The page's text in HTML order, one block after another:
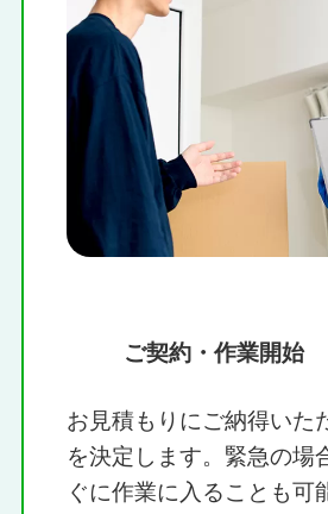
ご契約・作業開始
お見積もりにご納得いた
を決定します。緊急の場
ぐに作業に入ることも可